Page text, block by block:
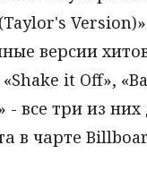
версии
it Off»,
- все три из
в чарте